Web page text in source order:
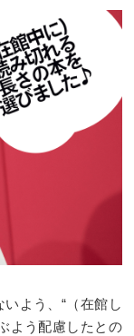
よう、“（在館し
よう配慮したとの